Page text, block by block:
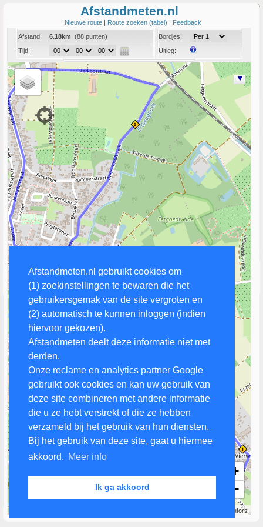
Afstandmeten.nl gebruikt cookies om
(1) zoekinstellingen te bewaren die het
gebruikersgemak van de site vergroten en
(2) automatisch te kunnen inloggen (indien
hiervoor gekozen).
Afstandmeten deelt deze informatie niet met
derden.
Onze reclame en analytics partner Google
gebruikt ook cookies en kan uw gebruik van
deze site combineren met andere informatie
die u ze hebt verstrekt of die ze hebben
verzameld bij het gebruik van hun diensten.
Bij het gebruik van deze site, gaat u hiermee
akkoord. Meer info
Ik ga akkoord
Afstandmeten.nl
| Nieuwe route | Route zoeken (tabel) | Feedback
Afstand:
6.18km (88 punten)
Tijd:
Bordjes:
Uitleg:
Coord:
Link naar deze route
+
−
contributors